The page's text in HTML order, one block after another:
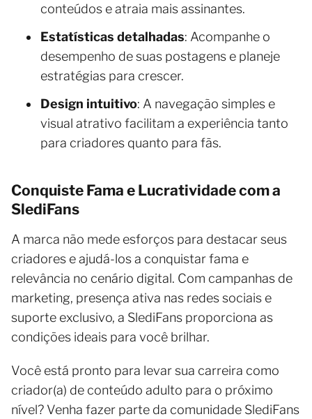
conteúdos e atraia mais assinantes.
Estatísticas detalhadas: Acompanhe o
desempenho de suas postagens e planeje
estratégias para crescer.
Design intuitivo: A navegação simples e
visual atrativo facilitam a experiência tanto
para criadores quanto para fãs.
Conquiste Fama e Lucratividade com a
SlediFans
A marca não mede esforços para destacar seus
criadores e ajudá-los a conquistar fama e
relevância no cenário digital. Com campanhas de
marketing, presença ativa nas redes sociais e
suporte exclusivo, a SlediFans proporciona as
condições ideais para você brilhar.
Você está pronto para levar sua carreira como
criador(a) de conteúdo adulto para o próximo
nível? Venha fazer parte da comunidade SlediFans